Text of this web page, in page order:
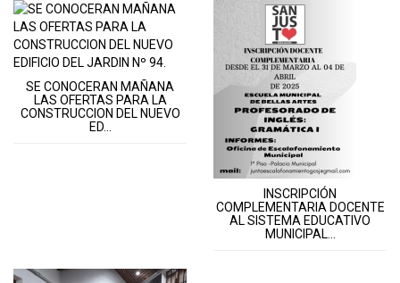
SE CONOCERAN MAÑANA
LAS OFERTAS PARA LA
CONSTRUCCION DEL NUEVO
ED...
INSCRIPCIÓN
COMPLEMENTARIA DOCENTE
AL SISTEMA EDUCATIVO
MUNICIPAL...